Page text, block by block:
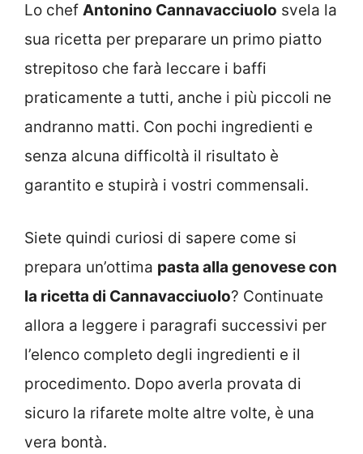
Lo chef Antonino Cannavacciuolo svela la
sua ricetta per preparare un primo piatto
strepitoso che farà leccare i baffi
praticamente a tutti, anche i più piccoli ne
andranno matti. Con pochi ingredienti e
senza alcuna difficoltà il risultato è
garantito e stupirà i vostri commensali.
Siete quindi curiosi di sapere come si
prepara un’ottima pasta alla genovese con
la ricetta di Cannavacciuolo? Continuate
allora a leggere i paragrafi successivi per
l’elenco completo degli ingredienti e il
procedimento. Dopo averla provata di
sicuro la rifarete molte altre volte, è una
vera bontà.